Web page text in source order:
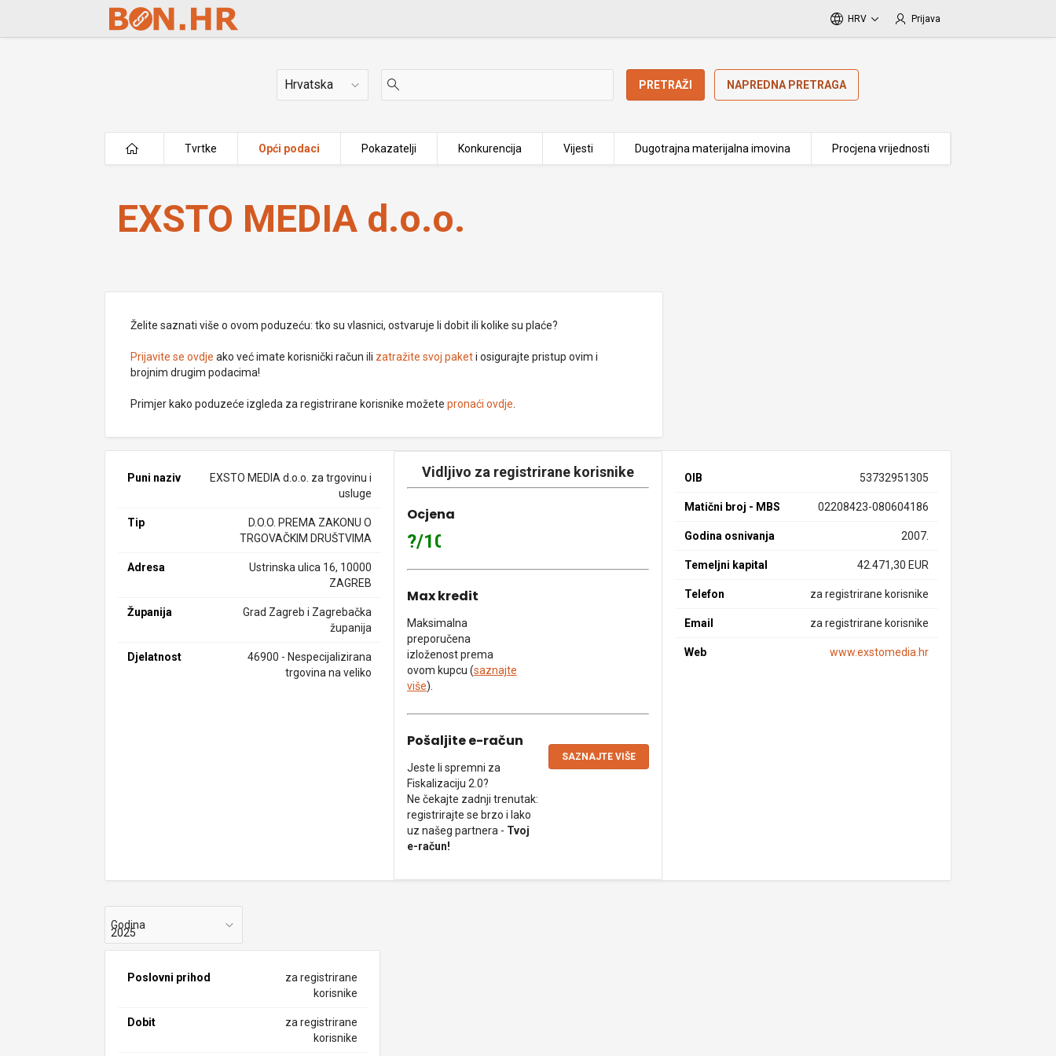
Skip to Main Content
HRV Prijava
Država PRETRAŽI NAPREDNA PRETRAGA
Tvrtke Opći podaci Pokazatelji Konkurencija Vijesti Dugotrajna materijalna imovina Procjena vrijednosti
EXSTO MEDIA d.o.o.
EXSTO MEDIA d.o.o.
Želite saznati više o ovom poduzeću: tko su vlasnici, ostvaruje li dobit ili kolike su plaće?
Prijavite se ovdje ako već imate korisnički račun ili zatražite svoj paketi osigurajte pristup ovim i
brojnim drugim podacima!
Primjer kako poduzeće izgleda za registrirane korisnike možetepronaći ovdje
Puni naziv
EXSTO MEDIA d.o.o. za trgovinu i
usluge
Tip
D.O.O. PREMA ZAKONU O
TRGOVAČKIM DRUŠTVIMA
Adresa
Ustrinska ulica 16, 10000
ZAGREB
Županija
Grad Zagreb i Zagrebačka
županija
Djelatnost
46900 - Nespecijalizirana
trgovina na veliko
Vidljivo za registrirane korisnike
Ocjena
?/10
Max kredit
Maksimalna
preporučena
izloženost prema
ovom kupcu (saznajte
više).
Pošaljite e-račun
Jeste li spremni za
Fiskalizaciju 2.0?
Ne čekajte zadnji trenutak:
registrirajte se brzo i lako
uz našeg partnera - Tvoj
e-račun!
SAZNAJTE VIŠE
OIB 53732951305
Matični broj - MBS 02208423-080604186
Godina osnivanja 2007.
Temeljni kapital 42.471,30 EUR
Telefon za registrirane korisnike
Email za registrirane korisnike
Web www.exstomedia.hr
Godina
Poslovni prihod
za registrirane
korisnike
Dobit
za registrirane
korisnike